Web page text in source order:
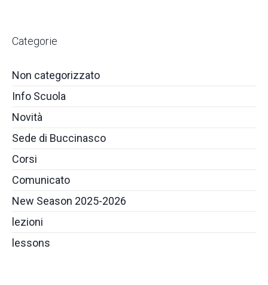
Categorie
Non categorizzato
Info Scuola
Novità
Sede di Buccinasco
Corsi
Comunicato
New Season 2025-2026
lezioni
lessons